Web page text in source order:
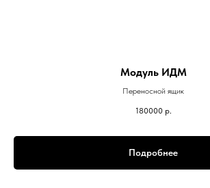
Модуль ИДМ
Переносной ящик
180000 р.
Подробнее